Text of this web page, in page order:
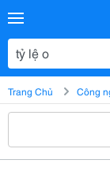
Trang Chủ Công